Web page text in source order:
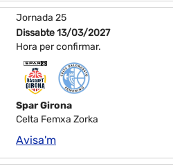
Jornada 25
Dissabte 13/03/2027
Hora per confirmar.
Spar Girona
Celta Femxa Zorka
Avisa'm